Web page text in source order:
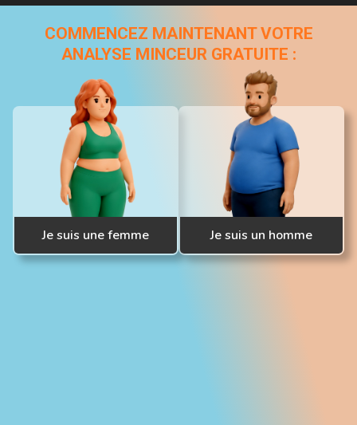
COMMENCEZ MAINTENANT VOTRE
ANALYSE MINCEUR GRATUITE :
Je suis une femme Je suis un homme